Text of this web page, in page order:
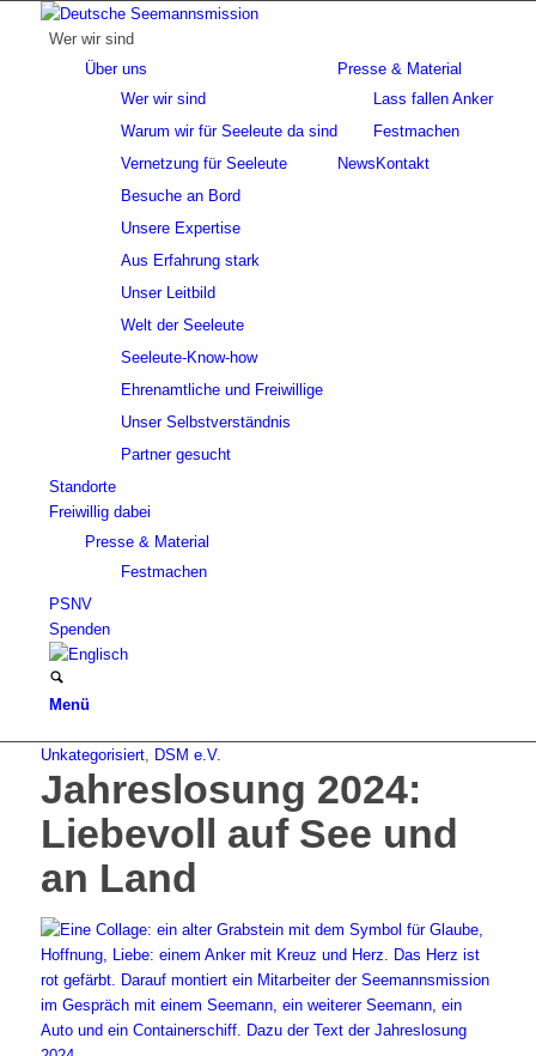
Wer wir sind
Über uns
Wer wir sind
Warum wir für Seeleute da sind
Vernetzung für Seeleute
Besuche an Bord
Unsere Expertise
Aus Erfahrung stark
Unser Leitbild
Welt der Seeleute
Seeleute-Know-how
Ehrenamtliche und Freiwillige
Unser Selbstverständnis
Partner gesucht
Presse & Material
Lass fallen Anker
Festmachen
News Kontakt
Standorte
Freiwillig dabei
Presse & Material
Festmachen
PSNV
Spenden
Menü
Unkategorisiert, DSM e.V.
Jahreslosung 2024:
Liebevoll auf See und
an Land